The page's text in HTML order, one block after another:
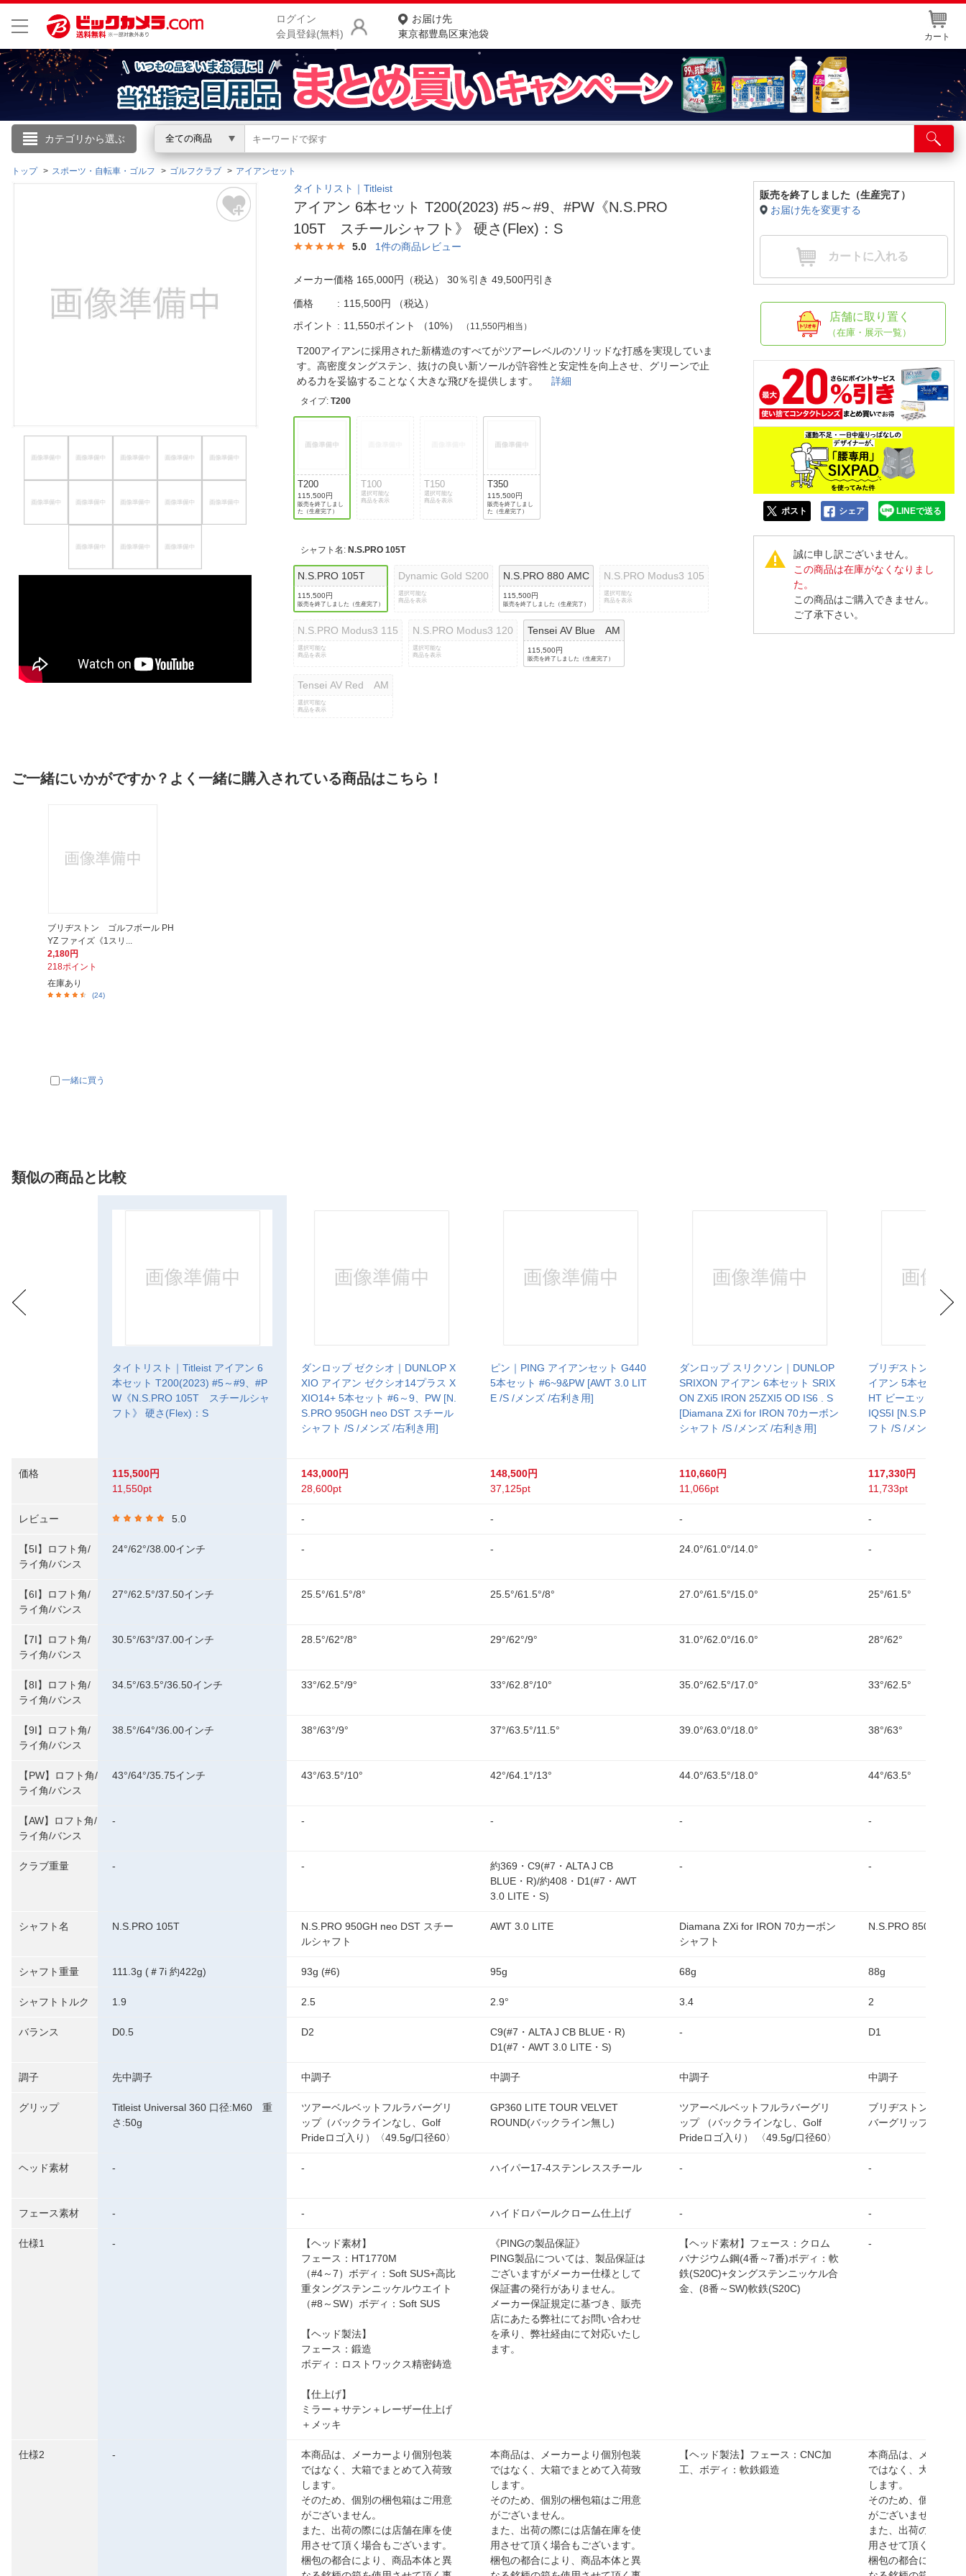
ログイン
会員登録(無料)
お届け先
東京都豊島区東池袋
カート
カテゴリから選ぶ 全ての商品
こんにちは
ログイン
閲覧履歴
商品をさがす
ランキングからさがす
カテゴリ一覧からさがす
ご利用ガイド
よくある質問・お問合せ
ご利用規約
店舗サービス
ネット取り置き
店舗情報・店舗一覧
IR情報
トップ スポーツ・自転車・ゴルフ ゴルフクラブ アイアンセット
タイトリスト｜Titleist
アイアン 6本セット T200(2023) #5～#9、#PW《N.S.PRO
105T スチールシャフト》 硬さ(Flex)：S
5.0 1件の商品レビュー
メーカー価格 165,000円（税込） 30％引き 49,500円引き
価格 115,500円
（税込）
ポイント
11,550ポイント （10%） （11,550円相当）
T200アイアンに採用された新構造のすべてがツアーレベルのソリッドな打感を実現していま
す。高密度タングステン、抜けの良い新ソールが許容性と安定性を向上させ、グリーンで止
める力を妥協することなく大きな飛びを提供します。詳細
タイプ:T200
T200
115,500円
販売を終了しまし
た（生産完了）
T100
選択可能な
商品を表示
T150
選択可能な
商品を表示
T350
115,500円
販売を終了しまし
た（生産完了）
シャフト名 : N.S.PRO 105T
N.S.PRO 105T
115,500円
販売を終了しました（生産完了）
Dynamic Gold S200
選択可能な
商品を表示
N.S.PRO 880 AMC
115,500円
販売を終了しました（生産完了）
N.S.PRO Modus3 105
選択可能な
商品を表示
N.S.PRO Modus3 115
選択可能な
商品を表示
N.S.PRO Modus3 120
選択可能な
商品を表示
Tensei AV Blue AM
115,500円
販売を終了しました（生産完了）
Tensei AV Red AM
選択可能な
商品を表示
販売を終了しました（生産完了）
お届け先を変更する
カートに入れる
店舗に取り置く
（在庫・展示一覧）
ポスト シェア LINEで送る
誠に申し訳ございません。
この商品は在庫がなくなりまし
た。
この商品はご購入できません。
ご了承下さい。
ご一緒にいかがですか？よく一緒に購入されている商品はこちら！
ブリヂストン ゴルフボール PH
YZ ファイズ《1スリ...
2,180円
218ポイント
在庫あり
(24)
一緒に買う
類似の商品と比較
価格
レビュー
【5I】ロフト角/
ライ角/バンス
【6I】ロフト角/
ライ角/バンス
【7I】ロフト角/
ライ角/バンス
【8I】ロフト角/
ライ角/バンス
【9I】ロフト角/
ライ角/バンス
【PW】ロフト角/
ライ角/バンス
【AW】ロフト角/
ライ角/バンス
クラブ重量
シャフト名
シャフト重量
シャフトトルク
バランス
調子
グリップ
ヘッド素材
フェース素材
仕様1
仕様2
タイトリスト｜Titleist アイアン 6
本セット T200(2023) #5～#9、#P
W《N.S.PRO 105T スチールシャ
フト》 硬さ(Flex)：S
115,500円
11,550pt
5.0
24°/62°/38.00インチ
27°/62.5°/37.50インチ
30.5°/63°/37.00インチ
34.5°/63.5°/36.50インチ
38.5°/64°/36.00インチ
43°/64°/35.75インチ
-
-
N.S.PRO 105T
111.3g (＃7i 約422g)
1.9
D0.5
先中調子
Titleist Universal 360 口径:M60 重
さ:50g
-
-
-
-
ダンロップ ゼクシオ｜DUNLOP X
XIO アイアン ゼクシオ14プラス X
XIO14+ 5本セット #6～9、PW [N.
S.PRO 950GH neo DST スチール
シャフト /S /メンズ /右利き用]
143,000円
28,600pt
-
-
25.5°/61.5°/8°
28.5°/62°/8°
33°/62.5°/9°
38°/63°/9°
43°/63.5°/10°
-
-
N.S.PRO 950GH neo DST スチー
ルシャフト
93g (#6)
2.5
D2
中調子
ツアーベルベットフルラバーグリ
ップ（バックラインなし、Golf
Prideロゴ入り）〈49.5g/口径60〉
-
-
【ヘッド素材】
フェース：HT1770M
（#4～7）ボディ：Soft SUS+高比
重タングステンニッケルウエイト
（#8～SW）ボディ：Soft SUS
【ヘッド製法】
フェース：鍛造
ボディ：ロストワックス精密鋳造
【仕上げ】
ミラー＋サテン＋レーザー仕上げ
＋メッキ
本商品は、メーカーより個別包装
ではなく、大箱でまとめて入荷致
します。
そのため、個別の梱包箱はご用意
がございません。
また、出荷の際には店舗在庫を使
用させて頂く場合もございます。
梱包の都合により、商品本体と異
ピン｜PING アイアンセット G440
5本セット #6~9&PW [AWT 3.0 LIT
E /S /メンズ /右利き用]
148,500円
37,125pt
-
-
25.5°/61.5°/8°
29°/62°/9°
33°/62.8°/10°
37°/63.5°/11.5°
42°/64.1°/13°
-
約369・C9(#7・ALTA J CB
BLUE・R)/約408・D1(#7・AWT
3.0 LITE・S)
AWT 3.0 LITE
95g
2.9°
C9(#7・ALTA J CB BLUE・R)
D1(#7・AWT 3.0 LITE・S)
中調子
GP360 LITE TOUR VELVET
ROUND(バックライン無し)
ハイパー17-4ステンレススチール
ハイドロパールクローム仕上げ
《PINGの製品保証》
PING製品については、製品保証は
ございますがメーカー仕様として
保証書の発行がありません。
メーカー保証規定に基づき、販売
店にあたる弊社にてお問い合わせ
を承り、弊社経由にて対応いたし
ます。
本商品は、メーカーより個別包装
ではなく、大箱でまとめて入荷致
します。
そのため、個別の梱包箱はご用意
がございません。
また、出荷の際には店舗在庫を使
用させて頂く場合もございます。
梱包の都合により、商品本体と異
ダンロップ スリクソン｜DUNLOP
SRIXON アイアン 6本セット SRIX
ON ZXi5 IRON 25ZXI5 OD IS6 . S
[Diamana ZXi for IRON 70カーボン
シャフト /S /メンズ /右利き用]
110,660円
11,066pt
-
24.0°/61.0°/14.0°
27.0°/61.5°/15.0°
31.0°/62.0°/16.0°
35.0°/62.5°/17.0°
39.0°/63.0°/18.0°
44.0°/63.5°/18.0°
-
-
Diamana ZXi for IRON 70カーボン
シャフト
68g
3.4
-
中調子
ツアーベルベットフルラバーグリ
ップ （バックラインなし、Golf
Prideロゴ入り） 〈49.5g/口径60〉
-
-
【ヘッド素材】フェース：クロム
バナジウム鋼(4番～7番)ボディ：軟
鉄(S20C)+タングステンニッケル合
金、(8番～SW)軟鉄(S20C)
【ヘッド製法】フェース：CNC加
工、ボディ：軟鉄鍛造
ブリヂストン｜
イアン 5本セット #6
HT ビーエックスツ
IQS5I [N.S.PRO
フト /S /メンズ /右利
117,330円
11,733pt
-
-
25°/61.5°
28°/62°
33°/62.5°
38°/63°
44°/63.5°
-
-
N.S.PRO 850GH
88g
2
D1
中調子
ブリヂストンゴルフ
バーグリップ
-
-
-
本商品は、メーカー
ではなく、大箱でま
します。
そのため、個別の梱
がございません。
また、出荷の際には
用させて頂く場合も
梱包の都合により、